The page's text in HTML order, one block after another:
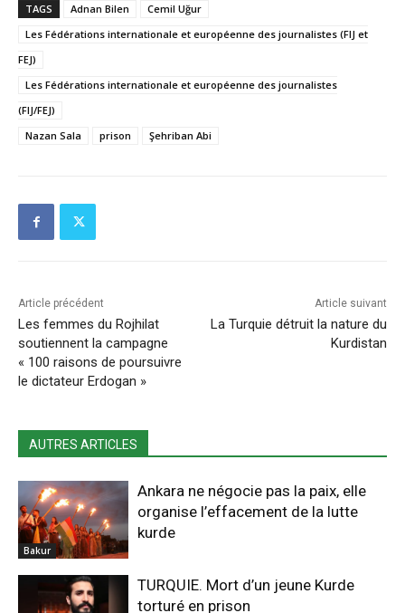
TAGS Adnan Bilen
Cemil Uğur
Les Fédérations internationale et européenne des journalistes (FIJ et
FEJ)
Les Fédérations internationale et européenne des journalistes
(FIJ/FEJ)
Nazan Sala
prison Şehriban Abi
Article précédent
Les femmes du Rojhilat
soutiennent la campagne
« 100 raisons de poursuivre
le dictateur Erdogan »
Article suivant
La Turquie détruit la nature du
Kurdistan
AUTRES ARTICLES
Bakur
Ankara ne négocie pas la paix, elle
organise l’effacement de la lutte
kurde
TURQUIE. Mort d’un jeune Kurde
torturé en prison